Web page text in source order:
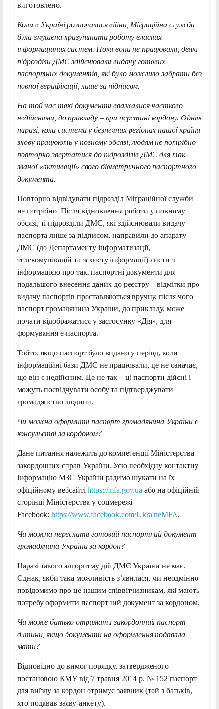
виготовлено.
Коли в Україні розпочалася війна, Міграційна служба
була змушена призупинити роботу власних
інформаційних систем. Поки вони не працювали, деякі
підрозділи ДМС здійснювали видачу готових
паспортних документів, які було можливо забрати без
повної верифікації, лише за підписом.
На той час такі документи вважалися частково
недійсними, до прикладу – при перетині кордону. Однак
наразі, коли системи у безпечних регіонах нашої країни
знову працюють у повному обсязі, людям не потрібно
повторно звертатися до підрозділів ДМС для так
званої «активації» свого біометричного паспортного
документа.
Повторно відвідувати підрозділ Міграційної служби
не потрібно. Після відновлення роботи у повному
обсязі, ті підрозділи ДМС, які здійснювали видачу
паспорта лише за підписом, направили до апарату
ДМС (до Департаменту інформатизації,
телекомунікацій та захисту інформації) листи з
інформацією про такі паспортні документи для
подальшого внесення даних до реєстру – відмітки про
видачу паспортів проставляються вручну, після чого
паспорт громадянина України, до прикладу, може
почати відображатися у застосунку «Дія», для
формування е-паспорта.
Тобто, якщо паспорт було видано у період, коли
інформаційні бази ДМС не працювали, це не означає,
що він є недійсним. Це не так – ці паспорти дійсні і
можуть посвідчувати особу та підтверджувати
громадянство людини.
Чи можна оформити паспорт громадянина України в
консульстві за кордоном?
Дане питання належить до компетенції Міністерства
закордонних справ України. Усю необхідну контактну
інформацію МЗС України радимо шукати на їх
офіційному вебсайті https://mfa.gov.ua або на офіційній
сторінці Міністерства у соцмережі
Facebook: https://www.facebook.com/UkraineMFA.
Чи можна переслати готовий паспортний документ
громадянина України за кордон?
Наразі такого алгоритму дій ДМС України не має.
Однак, якби така можливість з’явилася, ми неодмінно
повідомимо про це нашим співвітчизникам, які мають
потребу оформити паспортний документ за кордоном.
Чи може батько отримати закордонний паспорт
дитини, якщо документи на оформлення подавала
мати?
Відповідно до вимог порядку, затвердженого
постановою КМУ від 7 травня 2014 р. № 152 паспорт
для виїзду за кордон отримує заявник (той з батьків,
хто подавав заяву-анкету).